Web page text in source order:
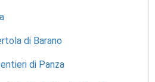
di Barano
di Panza